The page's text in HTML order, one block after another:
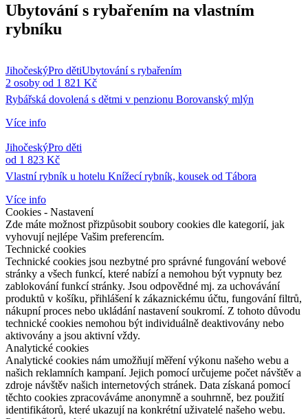
Ubytování s rybařením na vlastním
rybníku
JihočeskýPro dětiUbytování s rybařením
2 osoby od 1 821 Kč
Rybářská dovolená s dětmi v penzionu Borovanský mlýn
Více info
JihočeskýPro děti
od 1 823 Kč
Vlastní rybník u hotelu Knížecí rybník, kousek od Tábora
Více info
Cookies - Nastavení
Zde máte možnost přizpůsobit soubory cookies dle kategorií, jak
vyhovují nejlépe Vašim preferencím.
Technické cookies
Technické cookies jsou nezbytné pro správné fungování webové
stránky a všech funkcí, které nabízí a nemohou být vypnuty bez
zablokování funkcí stránky. Jsou odpovědné mj. za uchovávání
produktů v košíku, přihlášení k zákaznickému účtu, fungování filtrů,
nákupní proces nebo ukládání nastavení soukromí. Z tohoto důvodu
technické cookies nemohou být individuálně deaktivovány nebo
aktivovány a jsou aktivní vždy.
Analytické cookies
Analytické cookies nám umožňují měření výkonu našeho webu a
našich reklamních kampaní. Jejich pomocí určujeme počet návštěv a
zdroje návštěv našich internetových stránek. Data získaná pomocí
těchto cookies zpracováváme anonymně a souhrnně, bez použití
identifikátorů, které ukazují na konkrétní uživatelé našeho webu.